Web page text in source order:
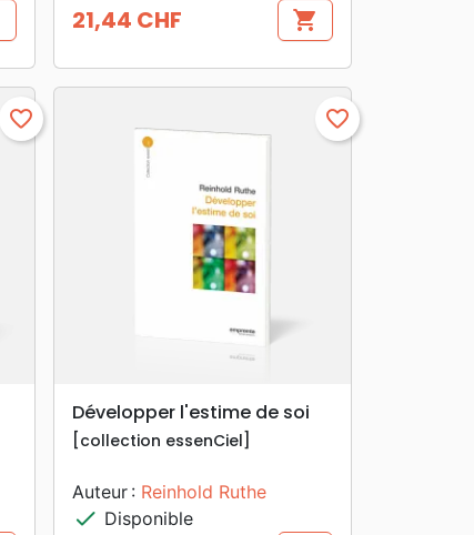
Prix
21,44 CHF shopping_cart
favorite_border
search APERÇU RAPIDE
favorite_border
Développer l'estime de soi
[collection essenCiel]
Auteur : Reinhold Ruthe
check Disponible